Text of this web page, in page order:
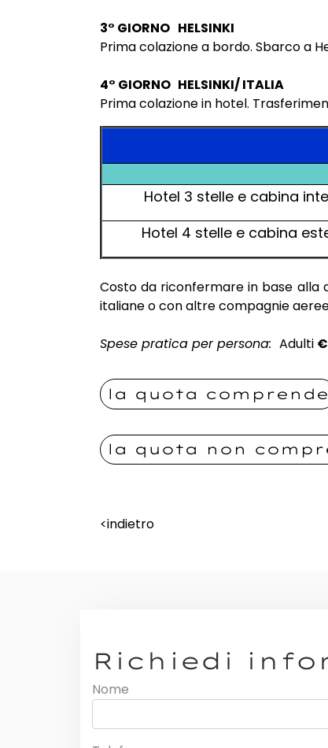
3° GIORNO HELSINKI
Prima colazione a bordo. Sbarco a
4° GIORNO HELSINKI/ ITALIA
Prima colazione in hotel.
Hotel 3 stelle e cabina
Hotel 4 stelle e cabina
Costo da riconfermare in base
italiane o con altre compagnie
Spese pratica per persona: Adulti €
la quota comprende
la quota non
<indietro
Richiedi
Nome